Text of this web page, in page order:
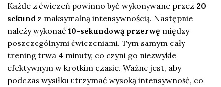
Każde z ćwiczeń powinno być wykonywane przez 20
sekund z maksymalną intensywnością. Następnie
należy wykonać10-sekundową przerwę między
poszczególnymi ćwiczeniami. Tym samym cały
trening trwa 4 minuty, co czyni go niezwykle
efektywnym w krótkim czasie. Ważne jest, aby
podczas wysiłku utrzymać wysoką intensywność, co